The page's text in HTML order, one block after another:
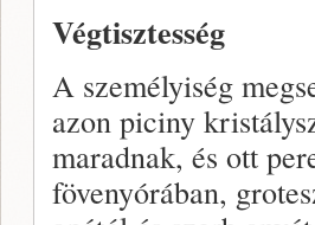
Végtisztesség
A személyiség
azon piciny
maradnak, és ott
fövenyórában,